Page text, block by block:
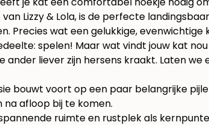
Lizzy & Lola, is de perfecte
Precies wat een gelukkige, evenwichtige
spelen! Maar wat vindt jouw kat
liever zijn hersens kraakt. Laten we
bouwt voort op een paar belangrijke
na afloop bij te komen.